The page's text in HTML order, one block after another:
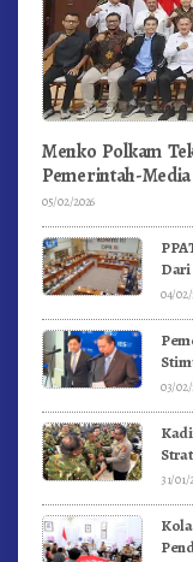
Menko Polkam
Pemerintah-
05/02/2026
04/02/
03/02/
dan
31/01/